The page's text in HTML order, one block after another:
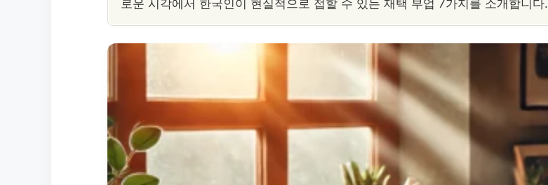
로운 시각에서 한국인이 현실적으로 접할 수 있는 재택 부업 7가지를 소개합니다.